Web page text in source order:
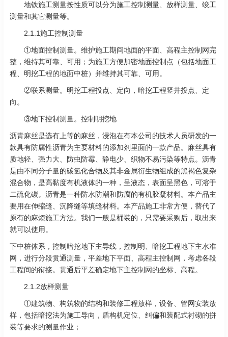
地铁施工测量按性质可以分为施工控制测量、放样测量、竣工
测量和其它测量等。
2.1.1施工控制测量
①地面控制测量。维护施工期间地面的平面、高程主控制网完
整，维持其可靠、可用；为施工方便加密地面控制点（包括地面工
程、明挖工程的地面中桩）并维持其可靠、可用。
②联系测量。明挖工程投点、定向，暗挖工程竖井投点、定
向。
③地下控制测量。控制明挖地
沥青麻丝是选有上等的麻丝，浸泡在有本公司的技术人员研发的一
款具有防腐性沥青为主要材料的添加剂里面的一款产品。麻丝具有
质地轻、强力大、防虫防霉、静电少、织物不易污染等特点。沥青
是由不同分子量的碳氢化合物及其非金属衍生物组成的黑褐色复杂
混合物，是高黏度有机液体的一种，呈液态，表面呈黑色，可溶于
二硫化碳。沥青是一种防水防潮和防腐的有机胶凝材料。本产品主
要用在伸缩缝、沉降缝等填缝材料。本产品施工非常方便，替代了
原有的麻烦施工方法。我们一般是桶装的，只需要采购后，取出来
就可以使用。
下中桩体系，控制暗挖地下主导线，控制明、暗挖工程地下主水准
网，进行分段贯通测量，平差地下平面、高程主控制网，考虑各段
工程间的衔接。贯通后平差确定地下主控制网的坐标、高程。
2.1.2放样测量
①建筑物、构筑物的结构和装修工程放样，设备、管网安装放
样，包括暗挖法为施工导向，盾构机定位、纠偏和装配式衬砌的拼
装等要求的测量作业；